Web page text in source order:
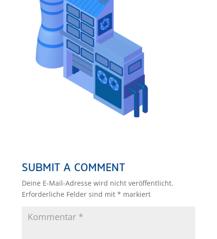
SUBMIT A COMMENT
Deine E-Mail-Adresse wird nicht veröffentlicht.
Erforderliche Felder sind mit * markiert